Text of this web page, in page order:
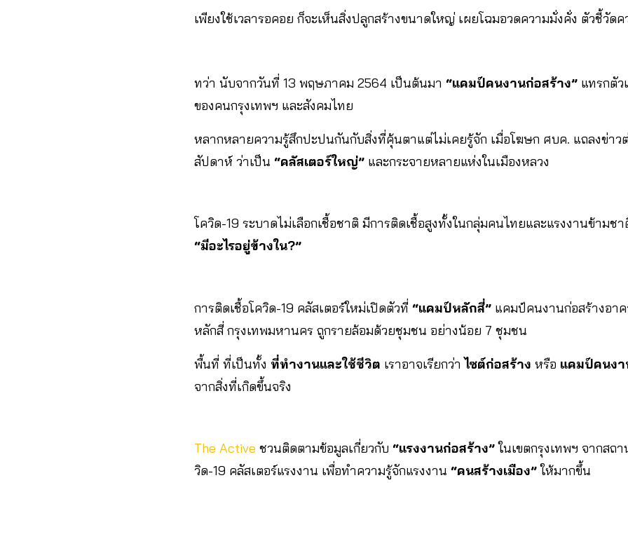
เพียงใช้เวลารอคอย ก็จะเห็นสิ่งปลูกสร้างขนาดใหญ่ เผยโฉมอวดความมั่งคั่ง ตัวชี้วัดค
ทว่า นับจากวันที่ 13 พฤษภาคม 2564 เป็นต้นมา “แคมป์คนงานก่อสร้าง” แทรกตัว
ของคนกรุงเทพฯ และสังคมไทย
หลากหลายความรู้สึกปะปนกันกับสิ่งที่คุ้นตาแต่ไม่เคยรู้จัก เมื่อโฆษก ศบค. แถลงข่าว
สัปดาห์ ว่าเป็น “คลัสเตอร์ใหญ่” และกระจายหลายแห่งในเมืองหลวง
โควิด-19 ระบาดไม่เลือกเชื้อชาติ มีการติดเชื้อสูงทั้งในกลุ่มคนไทยและแรงงานข้ามช
“มีอะไรอยู่ข้างใน?”
การติดเชื้อโควิด-19 คลัสเตอร์ใหม่เปิดตัวที่ “แคมป์หลักสี่” แคมป์คนงานก่อสร้างอา
หลักสี่ กรุงเทพมหานคร ถูกรายล้อมด้วยชุมชน อย่างน้อย 7 ชุมชน
พื้นที่ ที่เป็นทั้ง ที่ทำงานและใช้ชีวิต เราอาจเรียกว่า ไซต์ก่อสร้าง หรือ แคมป์คนง
จากสิ่งที่เกิดขึ้นจริง
The Active ชวนติดตามข้อมูลเกี่ยวกับ “แรงงานก่อสร้าง”ในเขตกรุงเทพฯ จากสถ
วิด-19 คลัสเตอร์แรงงาน เพื่อทำความรู้จักแรงงาน “คนสร้างเมือง”ให้มากขึ้น